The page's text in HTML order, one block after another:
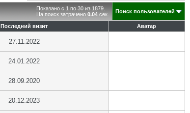
Показано с 1 по 30 из 1879.
На поиск затрачено 0.04 сек. Поиск пользователей
Последний визит Аватар
27.11.2022
24.01.2022
28.09.2020
20.12.2023